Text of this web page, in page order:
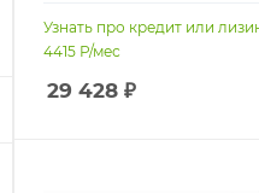
Узнать про кредит или
4415 Р/мес
29 428 ₽